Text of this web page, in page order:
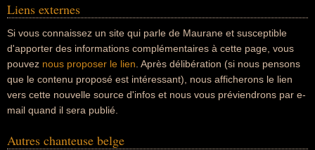
Liens externes
Si vous connaissez un site qui parle de Maurane et susceptible
d'apporter des informations complémentaires à cette page, vous
pouvez nous proposer le lien . Après délibération (si nous pensons
que le contenu proposé est intéressant), nous afficherons le lien
vers cette nouvelle source d'infos et nous vous préviendrons par e-
mail quand il sera publié.
Autres chanteuse belge